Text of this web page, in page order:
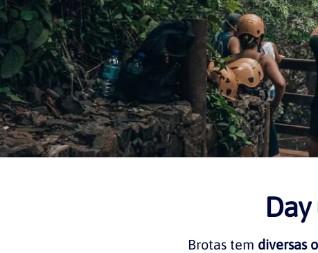
Brotas tem diversas